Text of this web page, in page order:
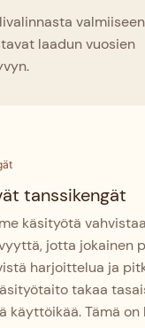
valmiiseen
laadun vuosien
tanssikengät
käsityötä
jotta jokainen
harjoittelua ja
takaa
käyttöikää. Tämä on